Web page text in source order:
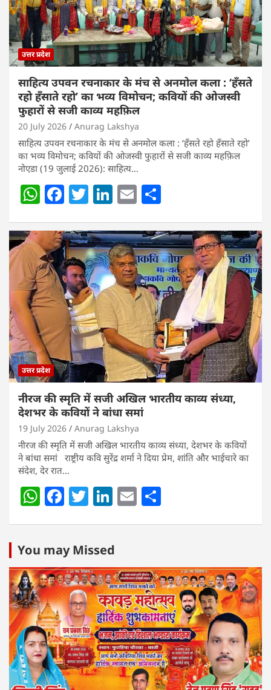
उत्तर प्रदेश
साहित्य उपवन रचनाकार के मंच से अनमोल कला : ‘हॅंसते
रहो हॅंसाते रहो’ का भव्य विमोचन; कवियों की ओजस्वी
फुहारों से सजी काव्य महफ़िल
20 July 2026 Anurag Lakshya
साहित्य उपवन रचनाकार के मंच से अनमोल कला : ‘हॅंसते रहो हॅंसाते रहो’
का भव्य विमोचन; कवियों की ओजस्वी फुहारों से सजी काव्य महफ़िल
नोएडा (19 जुलाई 2026): साहित्य…
W
at
s
A
p
p
F
c
e
b
o
o
k
T
itt
er
Li
k
e
dI
n
E
ai
l
ar
e
उत्तर प्रदेश
नीरज की स्मृति में सजी अखिल भारतीय काव्य संध्या,
देशभर के कवियों ने बांधा समां
19 July 2026 Anurag Lakshya
नीरज की स्मृति में सजी अखिल भारतीय काव्य संध्या, देशभर के कवियों
ने बांधा समां राष्ट्रीय कवि सुरेंद्र शर्मा ने दिया प्रेम, शांति और भाईचारे का
संदेश, देर रात…
W
s
A
p
p
F
e
b
o
o
k
T
er
Li
e
dI
n
E
You may Missed